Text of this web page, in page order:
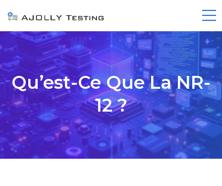
Qu’est-Ce Que La NR-
12 ?